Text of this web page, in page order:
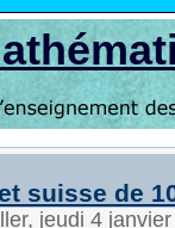
suisse de
jeudi 4